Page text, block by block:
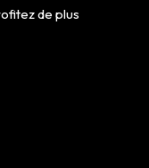
de plus